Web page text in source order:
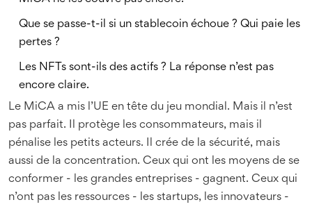
Que se passe-t-il si un stablecoin échoue ? Qui paie les
pertes ?
Les NFTs sont-ils des actifs ? La réponse n’est pas
encore claire.
Le MiCA a mis l’UE en tête du jeu mondial. Mais il n’est
pas parfait. Il protège les consommateurs, mais il
pénalise les petits acteurs. Il crée de la sécurité, mais
aussi de la concentration. Ceux qui ont les moyens de se
conformer - les grandes entreprises - gagnent. Ceux qui
n’ont pas les ressources - les startups, les innovateurs -